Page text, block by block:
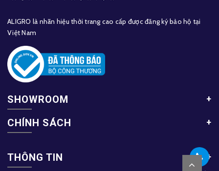
ALIGRO là nhãn hiệu thời trang cao cấp được đăng ký bảo hộ tại
Việt Nam
SHOWROOM
CHÍNH SÁCH
THÔNG TIN